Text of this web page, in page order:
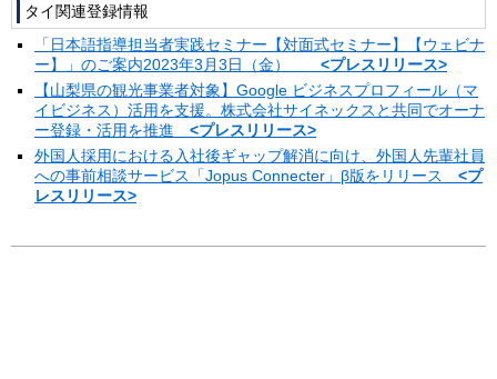
タイ関連登録情報
「日本語指導担当者実践セミナー【対面式セミナー】【ウェビナ
ー】」のご案内2023年3月3日（金） <プレスリリース>
【山梨県の観光事業者対象】Google ビジネスプロフィール（マ
イビジネス）活用を支援。株式会社サイネックスと共同でオーナ
ー登録・活用を推進 <プレスリリース>
外国人採用における入社後ギャップ解消に向け、外国人先輩社員
への事前相談サービス「Jopus Connecter」β版をリリース <プ
レスリリース>